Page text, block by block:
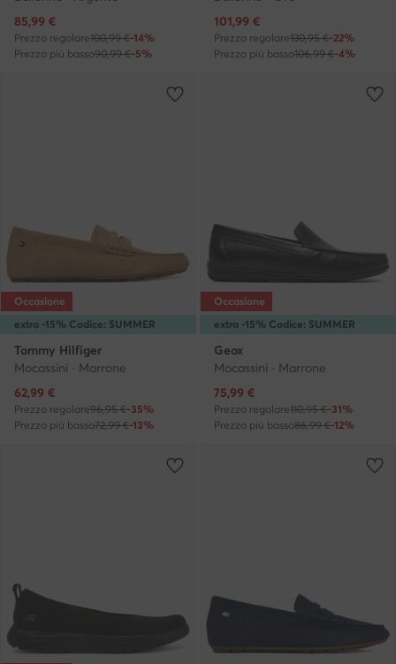
Prezzo attuale
85,99 €
Prezzo regolare100,99 €-14%
Prezzo più basso90,99 €-5%
Prezzo attuale
101,99 €
Prezzo regolare130,95 €-22%
Prezzo più basso106,99 €-4%
extra -15% Codice: SUMMER
Occasione
Tommy Hilfiger
Mocassini · Marrone
Prezzo attuale
62,99 €
Prezzo regolare96,95 €-35%
Prezzo più basso72,99 €-13%
extra -15% Codice: SUMMER
Occasione
Geox
Mocassini · Marrone
Prezzo attuale
75,99 €
Prezzo regolare110,95 €-31%
Prezzo più basso86,99 €-12%